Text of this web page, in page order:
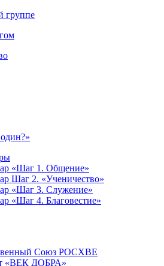
группе
«Шаг 1. Общение»
Шаг 2. «Ученичество»
«Шаг 3. Служение»
«Шаг 4. Благовестие»
Союз РОСХВЕ
«ВЕК ДОБРА»